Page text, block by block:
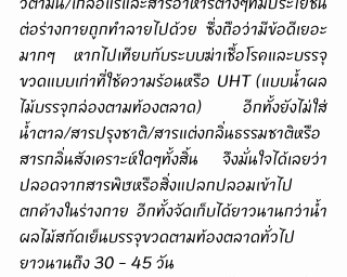
ต่อร่างกายถูกทำลายไปด้วย ซึ่งถือว่ามีข้อดีเยอะ
มากๆ หากไปเทียบกับระบบฆ่าเชื้อโรคและบรรจุ
ขวดแบบเก่าที่ใช้ความร้อนหรือ UHT (แบบน้ำผล
ไม้บรรจุกล่องตามท้องตลาด) อีกทั้งยังไม่ใส่
น้ำตาล/สารปรุงชาติ/สารแต่งกลิ่นธรรมชาติหรือ
สารกลิ่นสังเคราะห์ใดๆทั้งสิ้น จึงมั่นใจได้เลยว่า
ปลอดจากสารพิษหรือสิ่งแปลกปลอมเข้าไป
ตกค้างในร่างกาย อีกทั้งจัดเก็บได้ยาวนานกว่าน้ำ
ผลไม้สกัดเย็นบรรจุขวดตามท้องตลาดทั่วไป
ยาวนานถึง 30 - 45 วัน